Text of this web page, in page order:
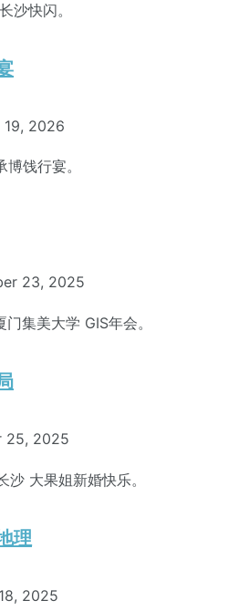
快闪。
2026
饯行宴。
23, 2025
集美大学 GIS年会。
25, 2025
大果姐新婚快乐。
理
2025